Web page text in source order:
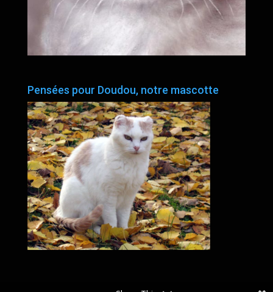
Pensées pour Doudou, notre mascotte